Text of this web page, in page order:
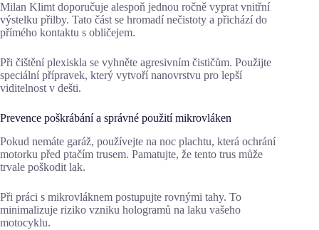
Milan Klimt doporučuje alespoň jednou ročně vyprat vnitřní
výstelku přilby. Tato část se hromadí nečistoty a přichází do
přímého kontaktu s obličejem.
Při čištění plexiskla se vyhněte agresivním čističům. Použijte
speciální přípravek, který vytvoří nanovrstvu pro lepší
viditelnost v dešti.
Prevence poškrábání a správné použití mikrovláken
Pokud nemáte garáž, používejte na noc plachtu, která ochrání
motorku před ptačím trusem. Pamatujte, že tento trus může
trvale poškodit lak.
Při práci s mikrovláknem postupujte rovnými tahy. To
minimalizuje riziko vzniku hologramů na laku vašeho
motocyklu.